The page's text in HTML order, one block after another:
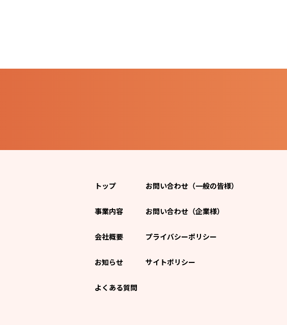
トップ
事業内容
会社概要
お知らせ
よくある質問
お問い合わせ（一般の皆様）
お問い合わせ（企業様）
プライバシーポリシー
サイトポリシー